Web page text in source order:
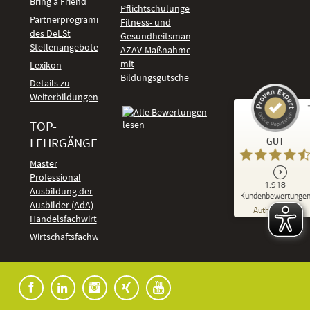
Partnerprogramm
des DeLSt
Stellenangebote
Lexikon
Details zu
Weiterbildungen
TOP-
LEHRGÄNGE
Master
Professional
Ausbildung der
Ausbilder (AdA)
Handelsfachwirt
Wirtschaftsfachwirt
Pflichtschulungen
Fitness- und
Gesundheitsmanagement
AZAV-Maßnahmen
mit
Bildungsgutschein
GUT
1.918
Kundenbewertungen
Authentizität
Kundenbewertungen und Erfahrungen zu
DeLSt - Deutsches eLearning Studieninstitut
92
%
Empfehlungen auf
ProvenExpert.com
anderen Quellen